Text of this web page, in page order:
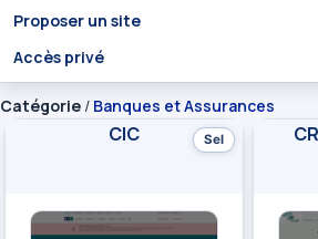
Proposer un site
Accès privé
Catégorie / Banques et Assurances
Sel
CIC